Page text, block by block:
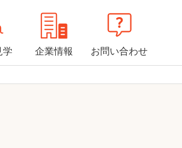
学 企業情報 お問い合わせ